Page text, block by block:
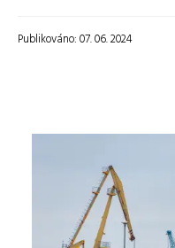
Publikováno: 07. 06. 2024